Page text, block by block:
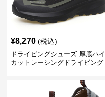
¥8,270 (税込)
ドライビングシューズ 厚底ハイ
カットレーシングドライビング